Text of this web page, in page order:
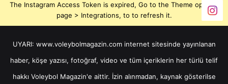
The Instagram Access Token is expired, Go to the Theme options
page > Integrations, to to refresh it.
UYARI: www.voleybolmagazin.com internet sitesinde yayınlanan
haber, köşe yazısı, fotoğraf, video ve tüm içeriklerin her türlü telif
hakkı Voleybol Magazin'e aittir. İzin alınmadan, kaynak gösterilse